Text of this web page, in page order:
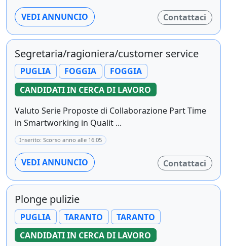
VEDI ANNUNCIO Contattaci
Segretaria/ragioniera/customer service
PUGLIA FOGGIA
FOGGIA
CANDIDATI IN CERCA DI LAVORO
Valuto Serie Proposte di Collaborazione Part Time
in Smartworking in Qualit ...
Inserito: Scorso anno alle 16:05
VEDI ANNUNCIO Contattaci
Plonge pulizie
PUGLIA TARANTO
TARANTO
CANDIDATI IN CERCA DI LAVORO